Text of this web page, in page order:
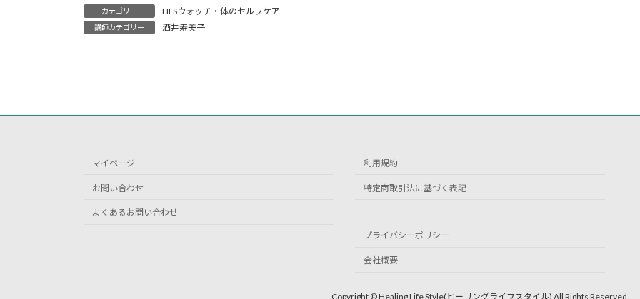
カテゴリー HLSウォッチ・体のセルフケア
講師カテゴリー 酒井寿美子
マイページ
お問い合わせ
よくあるお問い合わせ
利用規約
特定商取引法に基づく表記
プライバシーポリシー
会社概要
Copyright © Healing Life Style(ヒーリングライフスタイル) All Rights Reserved.